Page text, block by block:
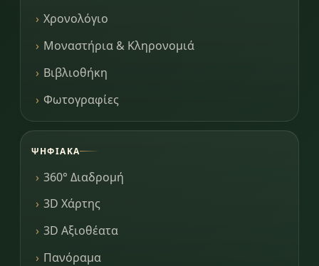
Χρονολόγιο
Μοναστήρια & Κληρονομιά
Βιβλιοθήκη
Φωτογραφίες
ΨΗΦΙΑΚΆ
360° Διαδρομή
3D Χάρτης
3D Αξιοθέατα
Πανόραμα